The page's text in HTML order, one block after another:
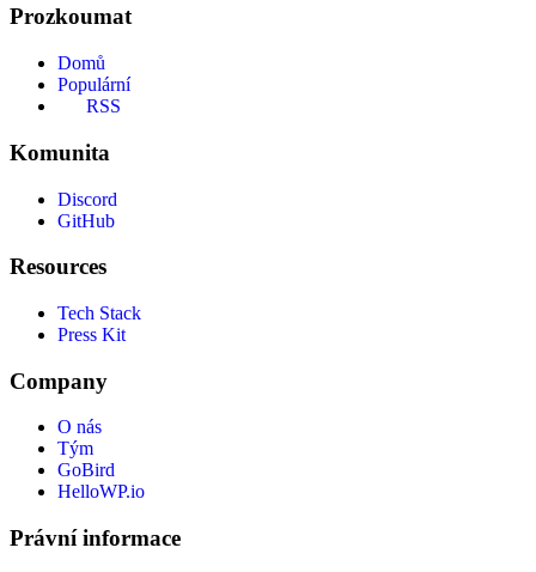
Prozkoumat
Domů
Populární
RSS
Komunita
Discord
GitHub
Resources
Tech Stack
Press Kit
Company
O nás
Tým
GoBird
HelloWP.io
Právní informace